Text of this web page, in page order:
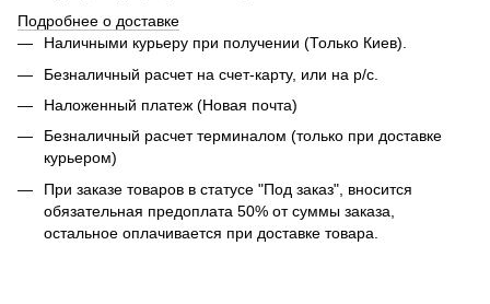
Подробнее о доставке
Наличными курьеру при получении (Только Киев).
Безналичный расчет на счет-карту, или на р/с.
Наложенный платеж (Новая почта)
Безналичный расчет терминалом (только при доставке
курьером)
При заказе товаров в статусе "Под заказ", вносится
обязательная предоплата 50% от суммы заказа,
остальное оплачивается при доставке товара.